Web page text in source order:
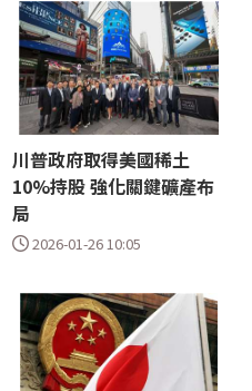
川普政府取得美國稀土
10%持股 強化關鍵礦產布
局
2026-01-26 10:05